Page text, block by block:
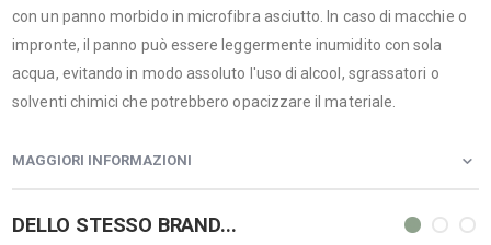
con un panno morbido in microfibra asciutto. In caso di macchie o
impronte, il panno può essere leggermente inumidito con sola
acqua, evitando in modo assoluto l'uso di alcool, sgrassatori o
solventi chimici che potrebbero opacizzare il materiale.
MAGGIORI INFORMAZIONI
DELLO STESSO BRAND...